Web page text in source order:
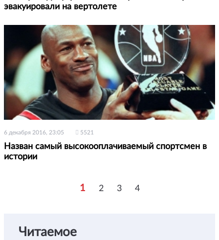
эвакуировали на вертолете
6 декабря 2016, 23:05 5521
Назван самый высокооплачиваемый спортсмен в
истории
1 2 3 4
Читаемое